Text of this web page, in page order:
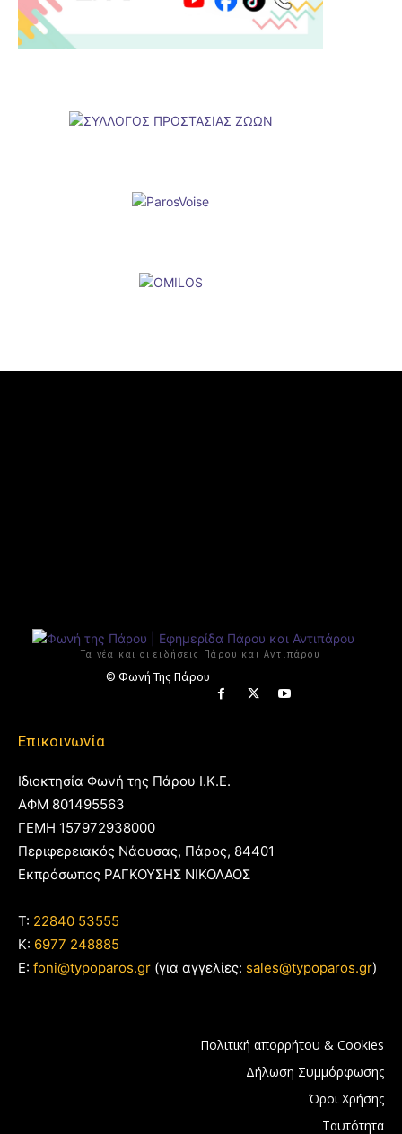
Τα νέα και οι ειδήσεις Πάρου και Αντιπάρου
© Φωνή Της Πάρου
Επικοινωνία
Ιδιοκτησία Φωνή της Πάρου Ι.Κ.Ε.
ΑΦΜ 801495563
ΓΕΜΗ 157972938000
Περιφερειακός Νάουσας, Πάρος, 84401
Εκπρόσωπος ΡΑΓΚΟΥΣΗΣ ΝΙΚΟΛΑΟΣ
T: 22840 53555
Κ: 6977 248885
E: foni@typoparos.gr (για αγγελίες: sales@typoparos.gr)
Πολιτική απορρήτου & Cookies
Δήλωση Συμμόρφωσης
Όροι Χρήσης
Ταυτότητα